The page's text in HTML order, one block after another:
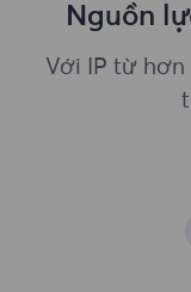
Nguồn
Với IP từ hơn